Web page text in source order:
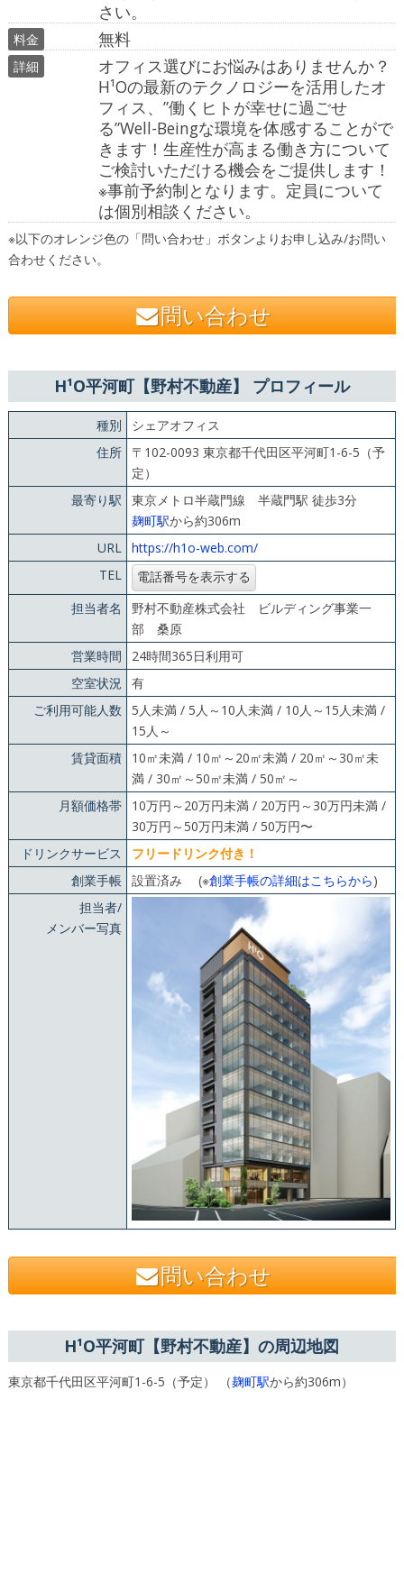
さい。
料金 無料
詳細
オフィス選びにお悩みはありませんか？
H¹Oの最新のテクノロジーを活用したオ
フィス、”働くヒトが幸せに過ごせ
る”Well-Beingな環境を体感することがで
きます！生産性が高まる働き方について
ご検討いただける機会をご提供します！
※事前予約制となります。定員について
は個別相談ください。
※以下のオレンジ色の「問い合わせ」ボタンよりお申し込み/お問い
合わせください。
問い合わせ
H¹O平河町【野村不動産】 プロフィール
種別
シェアオフィス
住所
〒102-0093 東京都千代田区平河町1-6-5（予
定）
最寄り駅
東京メトロ半蔵門線 半蔵門駅 徒歩3分
麹町駅から約306m
URL https://h1o-web.com/
TEL
担当者名
野村不動産株式会社 ビルディング事業一
部 桑原
営業時間
24時間365日利用可
空室状況 有
ご利用可能人数
5人未満 / 5人～10人未満 / 10人～15人未満 /
15人～
賃貸面積
10㎡未満 / 10㎡～20㎡未満 / 20㎡～30㎡未
満 / 30㎡～50㎡未満 / 50㎡～
月額価格帯
10万円～20万円未満 / 20万円～30万円未満 /
30万円～50万円未満 / 50万円〜
ドリンクサービス
フリードリンク付き！
創業手帳 設置済み (※創業手帳の詳細はこちらから)
担当者/
メンバー写真
問い合わせ
H¹O平河町【野村不動産】の周辺地図
東京都千代田区平河町1-6-5（予定） （麹町駅から約306m）